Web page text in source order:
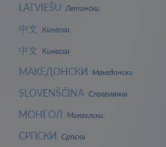
LATVIEŠU Летонски
中文 Кинески
中文 Кинески
МАКЕДОНСКИ Македонски
SLOVENŠČINA Словеначки
МОНГОЛ Монголски
СРПСКИ Српски